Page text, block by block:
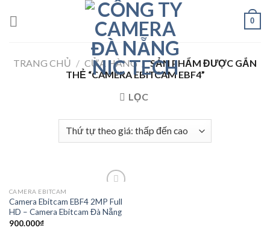
0
TRANG CHỦ / CỬA HÀNG / SẢN PHẨM ĐƯỢC GẮN
THẺ “CAMERA EBITCAM EBF4”
LỌC
Wishlist
CAMERA EBITCAM
Camera Ebitcam EBF4 2MP Full
HD – Camera Ebitcam Đà Nẵng
900.000₫